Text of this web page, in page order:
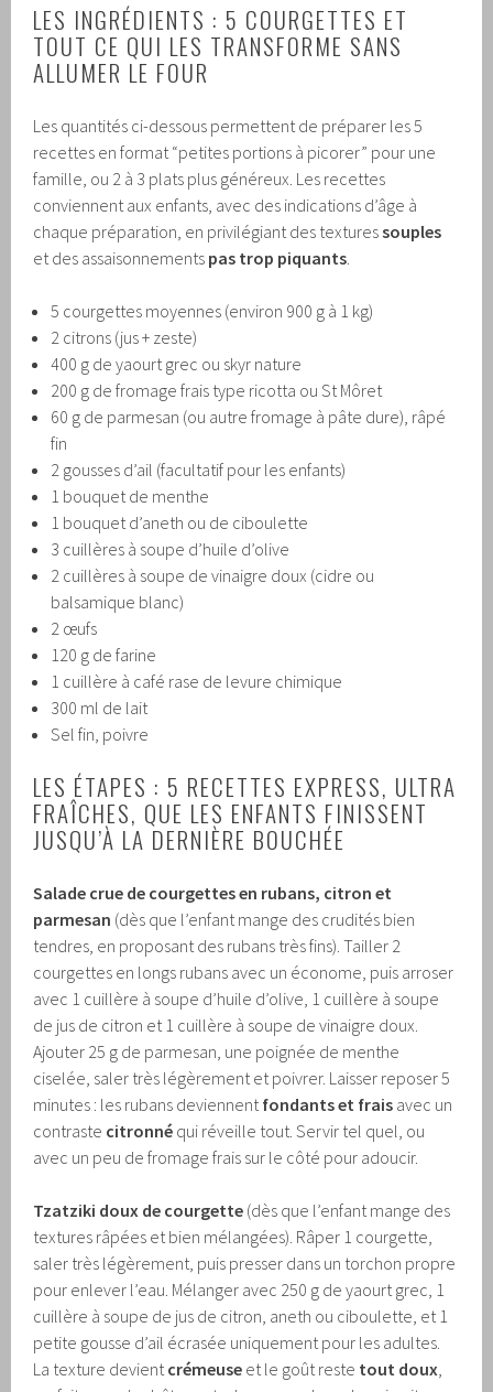
LES INGRÉDIENTS : 5 COURGETTES ET
TOUT CE QUI LES TRANSFORME SANS
ALLUMER LE FOUR
Les quantités ci-dessous permettent de préparer les 5
recettes en format “petites portions à picorer” pour une
famille, ou 2 à 3 plats plus généreux. Les recettes
conviennent aux enfants, avec des indications d’âge à
chaque préparation, en privilégiant des texturessouples
et des assaisonnements pas trop piquants
5 courgettes moyennes (environ 900 g à 1 kg)
2 citrons (jus + zeste)
400 g de yaourt grec ou skyr nature
200 g de fromage frais type ricotta ou St Môret
60 g de parmesan (ou autre fromage à pâte dure), râpé
fin
2 gousses d’ail (facultatif pour les enfants)
1 bouquet de menthe
1 bouquet d’aneth ou de ciboulette
3 cuillères à soupe d’huile d’olive
2 cuillères à soupe de vinaigre doux (cidre ou
balsamique blanc)
2 œufs
120 g de farine
1 cuillère à café rase de levure chimique
300 ml de lait
Sel fin, poivre
LES ÉTAPES : 5 RECETTES EXPRESS, ULTRA
FRAÎCHES, QUE LES ENFANTS FINISSENT
JUSQU’À LA DERNIÈRE BOUCHÉE
Salade crue de courgettes en rubans, citron et
parmesan (dès que l’enfant mange des crudités bien
tendres, en proposant des rubans très fins). Tailler 2
courgettes en longs rubans avec un économe, puis arroser
avec 1 cuillère à soupe d’huile d’olive, 1 cuillère à soupe
de jus de citron et 1 cuillère à soupe de vinaigre doux.
Ajouter 25 g de parmesan, une poignée de menthe
ciselée, saler très légèrement et poivrer. Laisser reposer 5
minutes : les rubans deviennent fondants et frais avec un
contraste citronné qui réveille tout. Servir tel quel, ou
avec un peu de fromage frais sur le côté pour adoucir.
Tzatziki doux de courgette (dès que l’enfant mange des
textures râpées et bien mélangées). Râper 1 courgette,
saler très légèrement, puis presser dans un torchon propre
pour enlever l’eau. Mélanger avec 250 g de yaourt grec, 1
cuillère à soupe de jus de citron, aneth ou ciboulette, et 1
petite gousse d’ail écrasée uniquement pour les adultes.
La texture devient crémeuse et le goût reste tout doux